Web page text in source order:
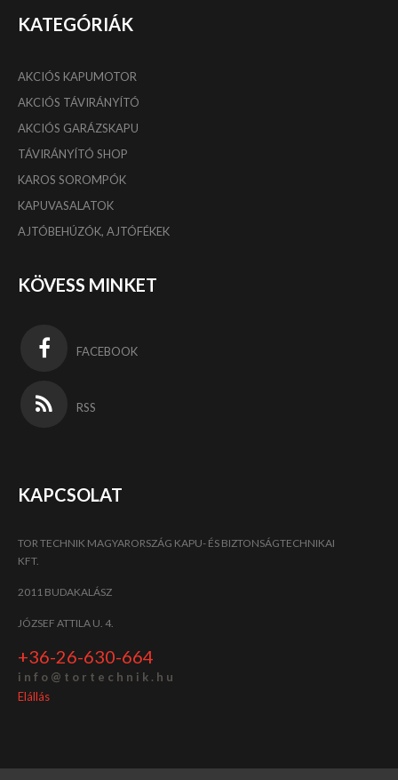
KATEGÓRIÁK
AKCIÓS KAPUMOTOR
AKCIÓS TÁVIRÁNYÍTÓ
AKCIÓS GARÁZSKAPU
TÁVIRÁNYÍTÓ SHOP
KAROS SOROMPÓK
KAPUVASALATOK
AJTÓBEHÚZÓK, AJTÓFÉKEK
KÖVESS MINKET
FACEBOOK
RSS
KAPCSOLAT
TOR TECHNIK MAGYARORSZÁG KAPU- ÉS BIZTONSÁGTECHNIKAI
KFT.
2011 BUDAKALÁSZ
JÓZSEF ATTILA U. 4.
+36-26-630-664
i n f o @ t o r t e c h n i k . h u
Elállás